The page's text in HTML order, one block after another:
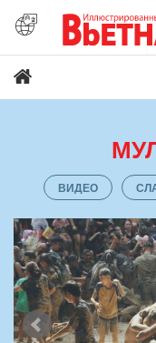
ВИДЕО